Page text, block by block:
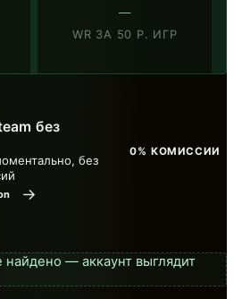
—
WR ЗА 50 Р. ИГР
0% КОМИССИИ
без
без
→
найдено — аккаунт выглядит